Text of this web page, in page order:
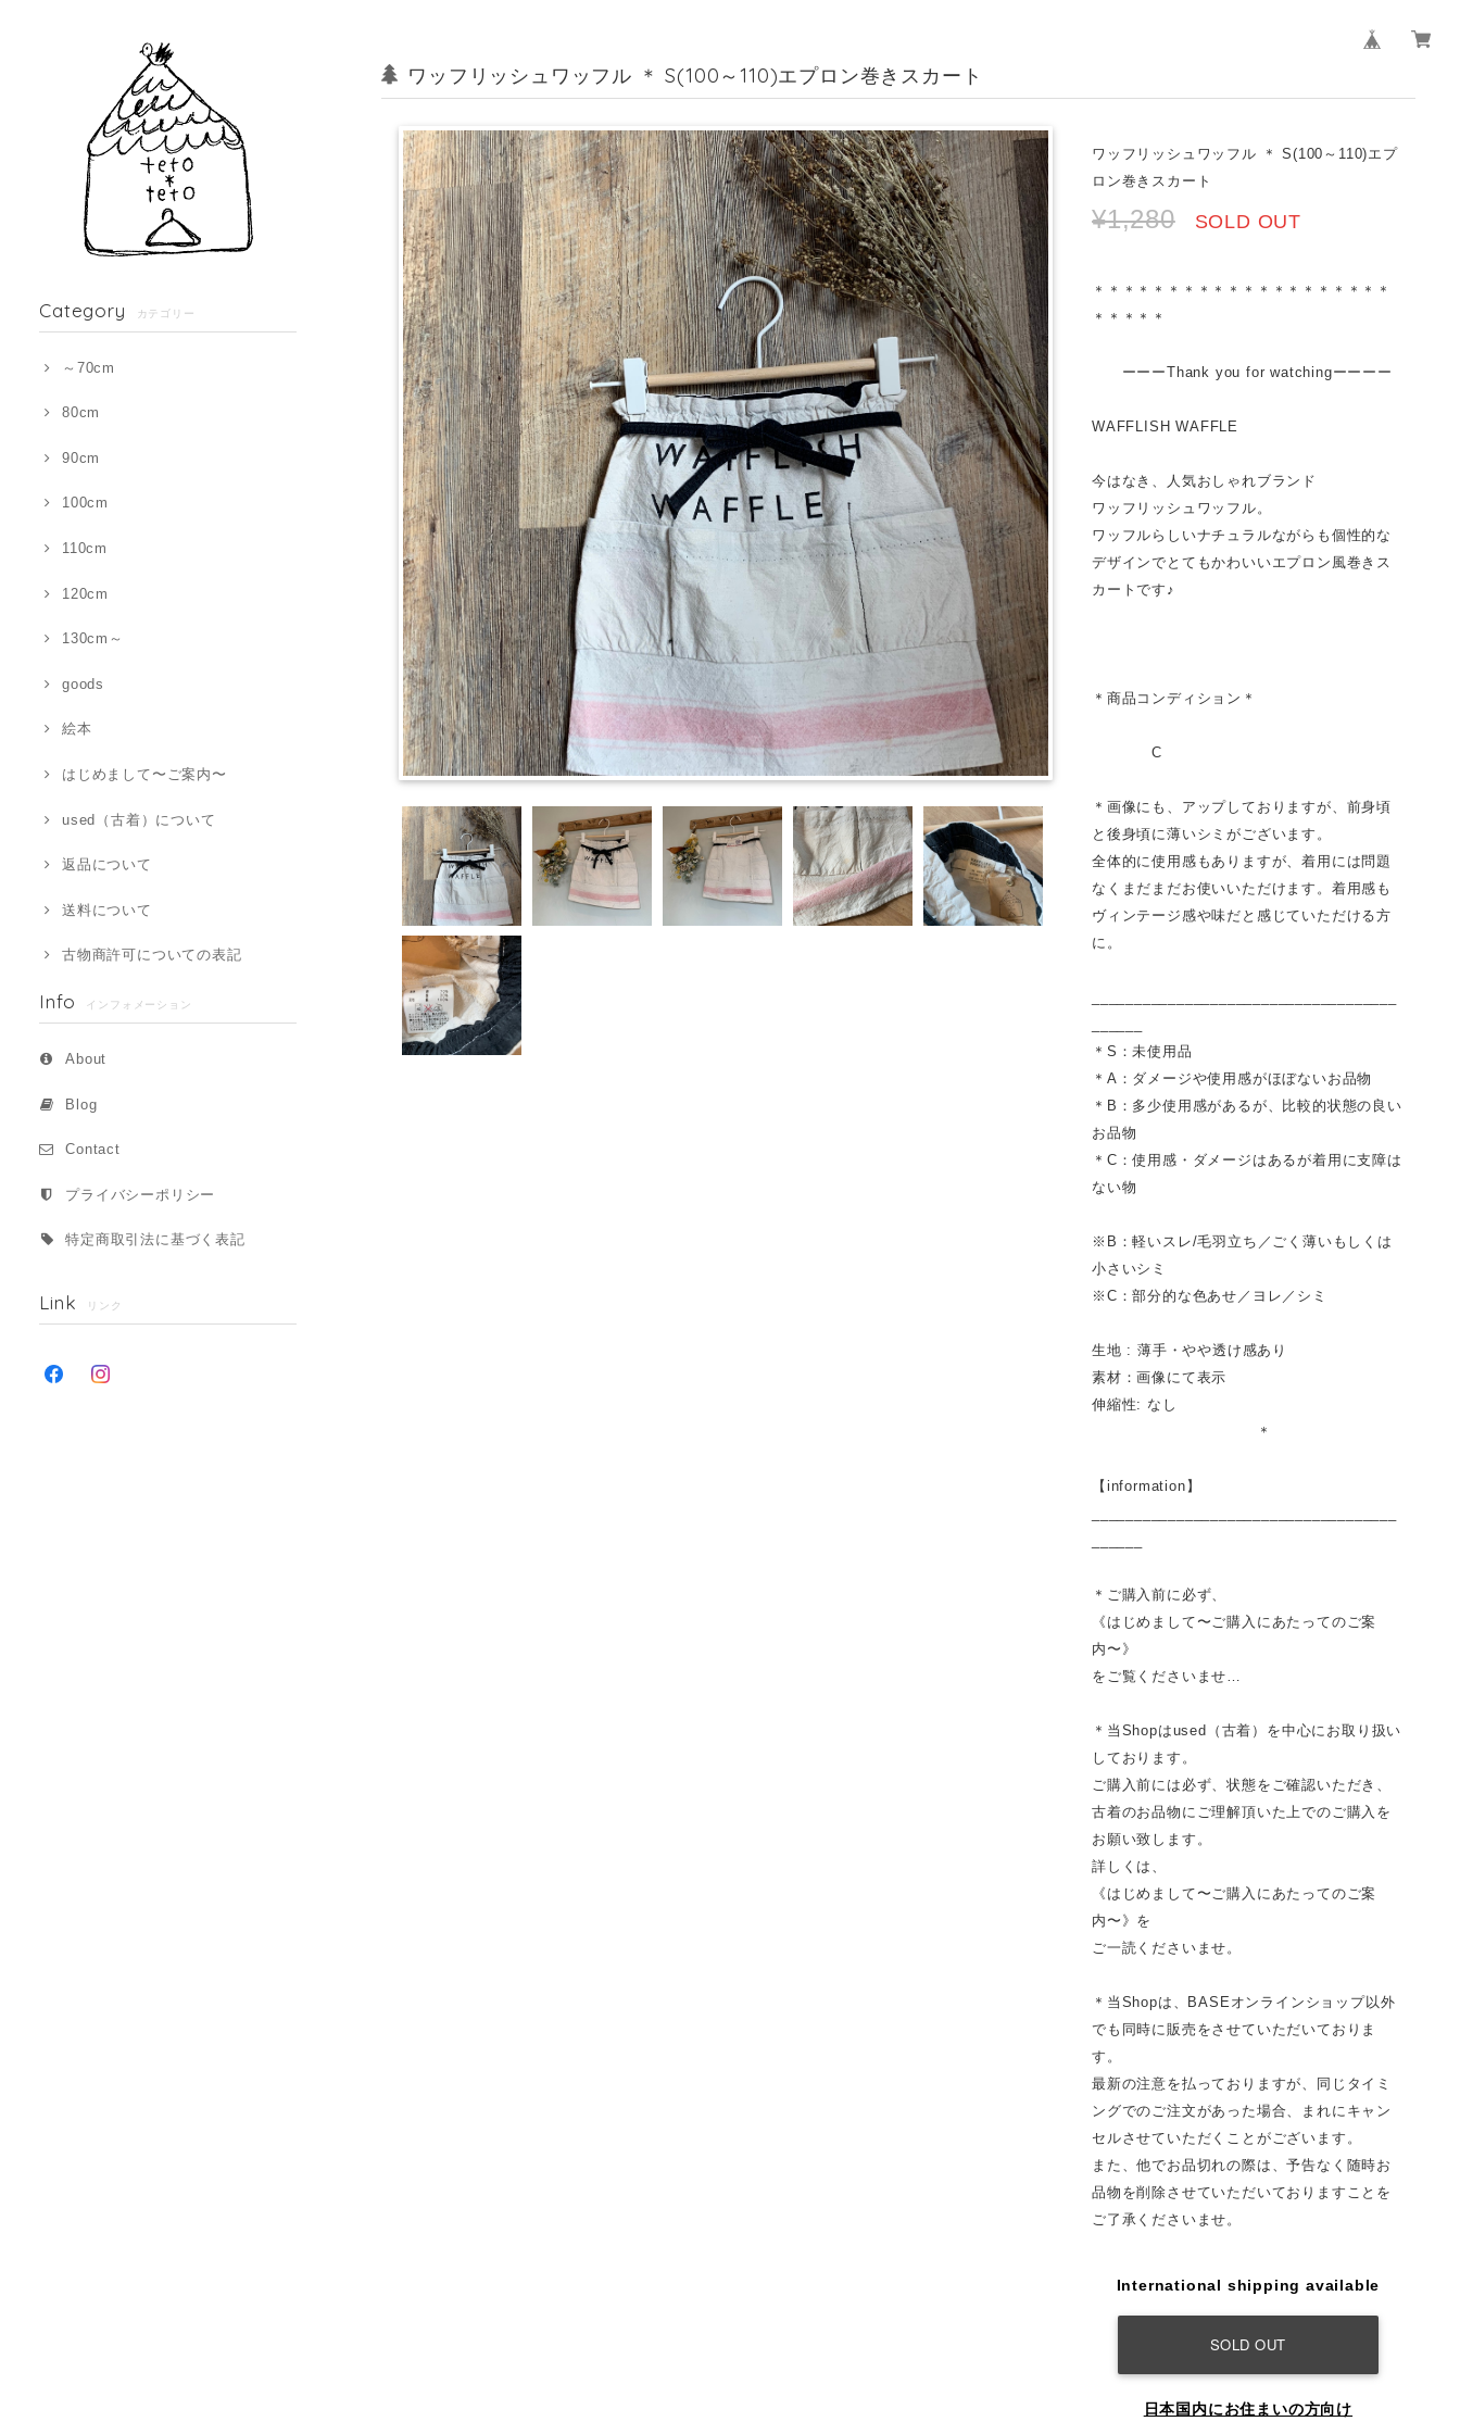
Category カテゴリー
～70cm
80cm
90cm
100cm
110cm
120cm
130cm～
goods
絵本
はじめまして〜ご案内〜
used（古着）について
返品について
送料について
古物商許可についての表記
Info インフォメーション
About
Blog
Contact
プライバシーポリシー
特定商取引法に基づく表記
Link リンク
ワッフリッシュワッフル ＊ S(100～110)エプロン巻きスカート
ワッフリッシュワッフル ＊ S(100～110)エプ
ロン巻きスカート
¥1,280 SOLD OUT
＊＊＊＊＊＊＊＊＊＊＊＊＊＊＊＊＊＊＊＊
＊＊＊＊＊
ーーーThank you for watchingーーーー
WAFFLISH WAFFLE
今はなき、人気おしゃれブランド
ワッフリッシュワッフル。
ワッフルらしいナチュラルながらも個性的な
デザインでとてもかわいいエプロン風巻きス
カートです♪
＊商品コンディション＊
C
＊画像にも、アップしておりますが、前身頃
と後身頃に薄いシミがございます。
全体的に使用感もありますが、着用には問題
なくまだまだお使いいただけます。着用感も
ヴィンテージ感や味だと感じていただける方
に。
＊S：未使用品
＊A：ダメージや使用感がほぼないお品物
＊B：多少使用感があるが、比較的状態の良い
お品物
＊C：使用感・ダメージはあるが着用に支障は
ない物
※B：軽いスレ/毛羽立ち／ごく薄いもしくは
小さいシミ
※C：部分的な色あせ／ヨレ／シミ
生地 : 薄手・やや透け感あり
素材：画像にて表示
伸縮性: なし
＊
【information】
＊ご購入前に必ず、
《はじめまして〜ご購入にあたってのご案
内〜》
をご覧くださいませ…
＊当Shopはused（古着）を中心にお取り扱い
しております。
ご購入前には必ず、状態をご確認いただき、
古着のお品物にご理解頂いた上でのご購入を
お願い致します。
詳しくは、
《はじめまして〜ご購入にあたってのご案
内〜》を
ご一読くださいませ。
＊当Shopは、BASEオンラインショップ以外
でも同時に販売をさせていただいておりま
す。
最新の注意を払っておりますが、同じタイミ
ングでのご注文があった場合、まれにキャン
セルさせていただくことがございます。
また、他でお品切れの際は、予告なく随時お
品物を削除させていただいておりますことを
ご了承くださいませ。
International shipping available
SOLD OUT
日本国内にお住まいの方向け